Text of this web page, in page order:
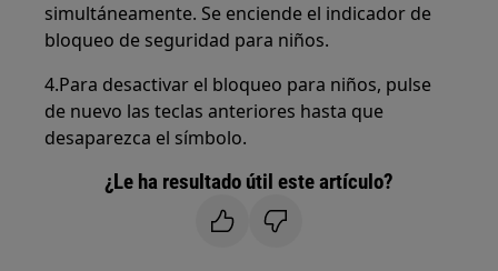
simultáneamente. Se enciende el indicador de
bloqueo de seguridad para niños.
4.Para desactivar el bloqueo para niños, pulse
de nuevo las teclas anteriores hasta que
desaparezca el símbolo.
¿Le ha resultado útil este artículo?